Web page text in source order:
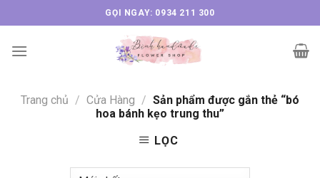
to
content
GỌI NGAY: 0934 211 300
Trang chủ / Cửa Hàng / Sản phẩm được gắn thẻ “bó
hoa bánh kẹo trung thu”
LỌC